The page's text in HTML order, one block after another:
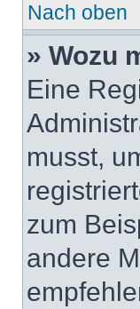
Nach oben
» Wozu
Eine
musst,
zum
andere